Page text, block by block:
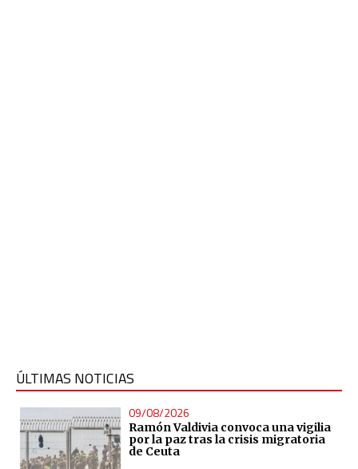
ÚLTIMAS NOTICIAS
09/08/2026
Ramón Valdivia convoca una vigilia
por la paz tras la crisis migratoria
de Ceuta